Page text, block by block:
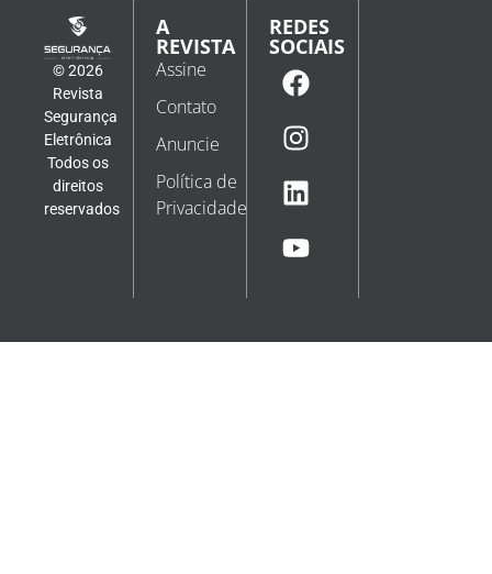
© 2026
Revista
Segurança
Eletrônica
Todos os
direitos
reservados
A
REVISTA
Assine
Contato
Anuncie
Política de
Privacidade
REDES
SOCIAIS